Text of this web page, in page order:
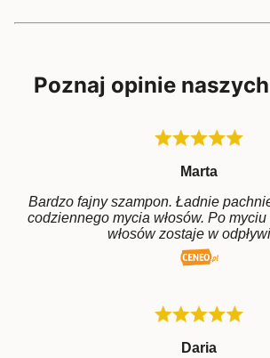
Poznaj opinie
Marta
Bardzo fajny szampon. Ładnie
codziennego mycia włosów. Po
włosów zostaje w
Daria